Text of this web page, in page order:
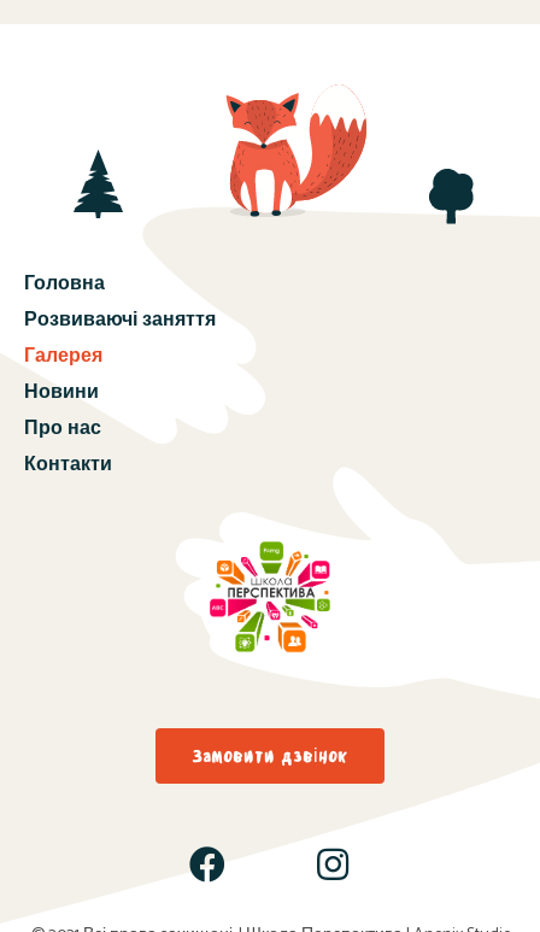
Головна
Розвиваючі заняття
Галерея
Новини
Про нас
Контакти
Замовити дзвінок